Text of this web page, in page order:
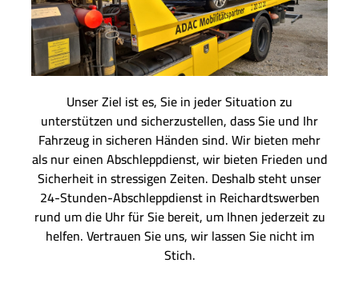
Unser Ziel ist es, Sie in jeder Situation zu
unterstützen und sicherzustellen, dass Sie und Ihr
Fahrzeug in sicheren Händen sind. Wir bieten mehr
als nur einen Abschleppdienst, wir bieten Frieden und
Sicherheit in stressigen Zeiten. Deshalb steht unser
24-Stunden-Abschleppdienst in Reichardtswerben
rund um die Uhr für Sie bereit, um Ihnen jederzeit zu
helfen. Vertrauen Sie uns, wir lassen Sie nicht im
Stich.